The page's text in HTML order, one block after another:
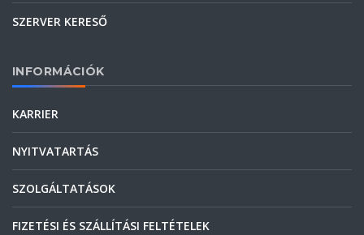
SZERVER KERESŐ
INFORMÁCIÓK
KARRIER
NYITVATARTÁS
SZOLGÁLTATÁSOK
FIZETÉSI ÉS SZÁLLÍTÁSI FELTÉTELEK